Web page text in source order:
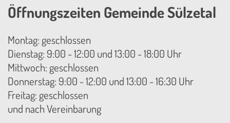
Öffnungszeiten Gemeinde Sülzetal
Montag: geschlossen
Dienstag: 9:00 - 12:00 und 13:00 - 18:00 Uhr
Mittwoch: geschlossen
Donnerstag: 9:00 - 12:00 und 13:00 - 16:30 Uhr
Freitag: geschlossen
und nach Vereinbarung